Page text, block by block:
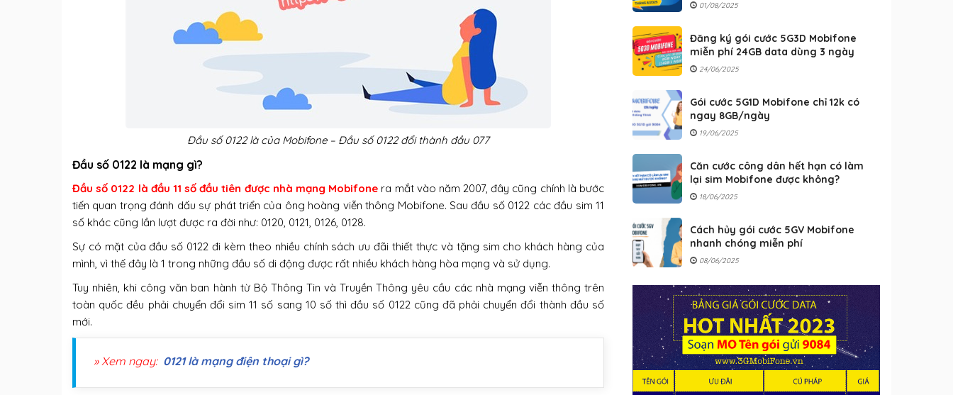
Đầu số 0122 là của Mobifone – Đầu số 0122 đổi thành đầu 077
Đầu số 0122 là mạng gì?
Đầu số 0122 là đầu 11 số đầu tiên được nhà mạng Mobifone ra mắt vào năm 2007, đây cũng chính là bước
tiến quan trọng đánh dấu sự phát triển của ông hoàng viễn thông Mobifone. Sau đầu số 0122 các đầu sim 11
số khác cũng lần lượt được ra đời như: 0120, 0121, 0126, 0128.
Sự có mặt của đầu số 0122 đi kèm theo nhiều chính sách ưu đãi thiết thực và tặng sim cho khách hàng của
mình, vì thế đây là 1 trong những đầu số di động được rất nhiều khách hàng hòa mạng và sử dụng.
Tuy nhiên, khi công văn ban hành từ Bộ Thông Tin và Truyền Thông yêu cầu các nhà mạng viễn thông trên
toàn quốc đều phải chuyển đổi sim 11 số sang 10 số thì đầu số 0122 cũng đã phải chuyển đổi thành đầu số
mới.
» Xem ngay: 0121 là mạng điện thoại gì?
01/08/2025
Đăng ký gói cước 5G3D Mobifone
miễn phí 24GB data dùng 3 ngày
24/06/2025
Gói cước 5G1D Mobifone chỉ 12k có
ngay 8GB/ngày
19/06/2025
Căn cước công dân hết hạn có làm
lại sim Mobifone được không?
18/06/2025
Cách hủy gói cước 5GV Mobifone
nhanh chóng miễn phí
08/06/2025